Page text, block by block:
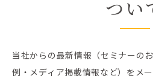
つい
当社からの最新情報（セミナーの
例・メディア掲載情報など）をメ